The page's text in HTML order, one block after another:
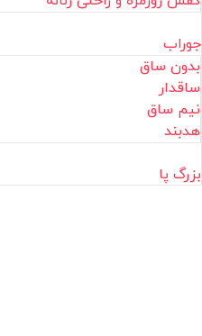
جوراب
بدون ساق
ساقدار
نیم ساق
هدبند
بزرگ پا